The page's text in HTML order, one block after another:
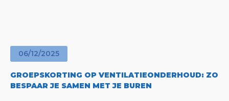
06/12/2025
GROEPSKORTING OP VENTILATIEONDERHOUD: ZO
BESPAAR JE SAMEN MET JE BUREN